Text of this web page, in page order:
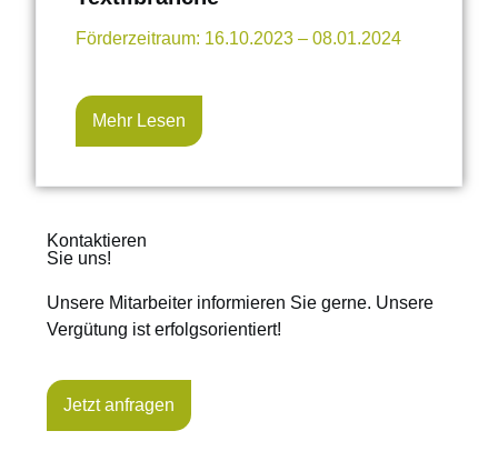
Förderzeitraum: 16.10.2023 – 08.01.2024
Mehr Lesen
Kontaktieren
Sie uns!
Unsere Mitarbeiter informieren Sie gerne. Unsere
Vergütung ist erfolgsorientiert!
Jetzt anfragen